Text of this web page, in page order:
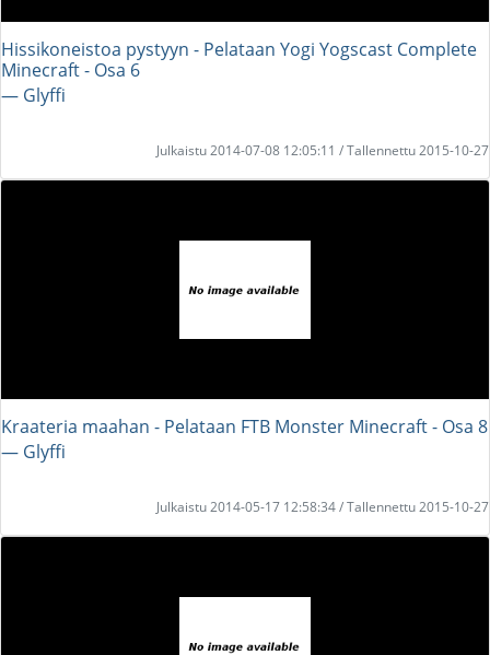
Hissikoneistoa pystyyn - Pelataan Yogi Yogscast Complete
Minecraft - Osa 6
― Glyffi
Julkaistu 2014-07-08 12:05:11 / Tallennettu 2015-10-27
Kraateria maahan - Pelataan FTB Monster Minecraft - Osa 8
― Glyffi
Julkaistu 2014-05-17 12:58:34 / Tallennettu 2015-10-27